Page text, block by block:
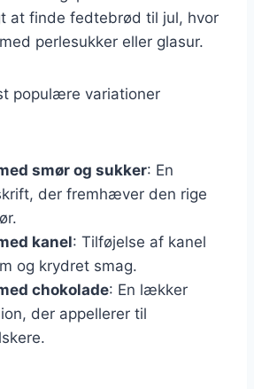
at finde fedtebrød til jul, hvor
perlesukker eller glasur.
populære variationer
smør og sukker: En
der fremhæver den rige
kanel: Tilføjelse af kanel
og krydret smag.
chokolade: En lækker
der appellerer til